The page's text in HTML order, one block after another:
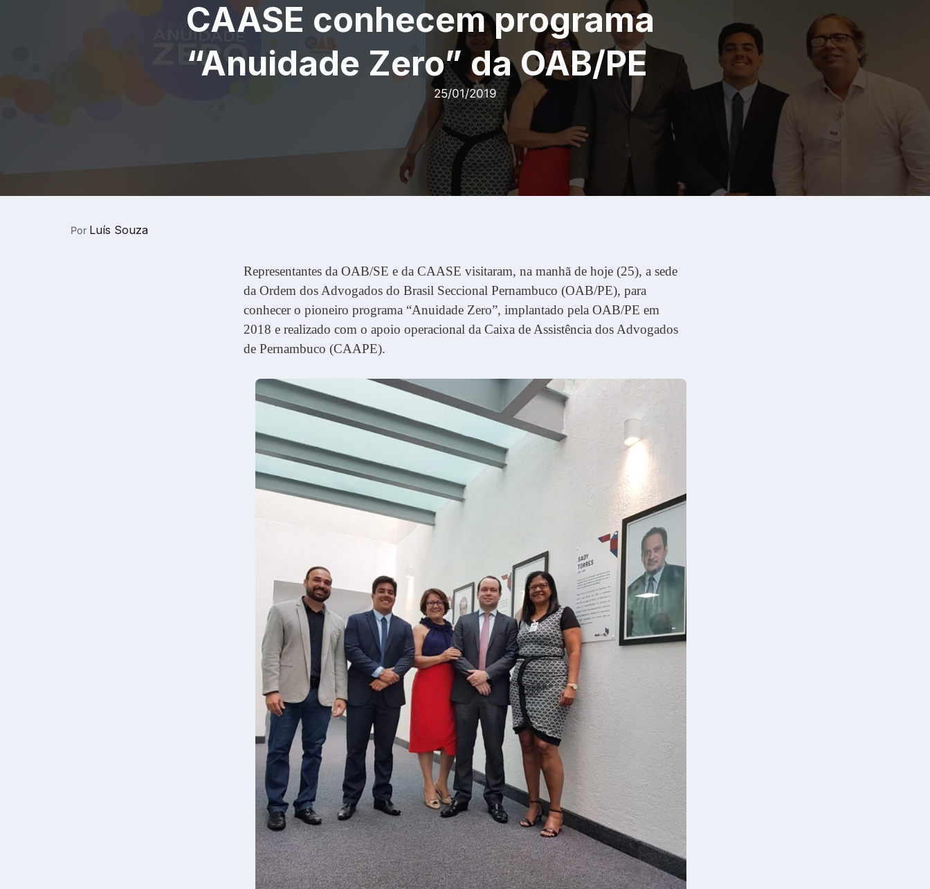
CAASE conhecem programa
“Anuidade Zero” da OAB/PE
25/01/2019
Por Luís Souza
Representantes da OAB/SE e da CAASE visitaram, na manhã de hoje (25), a sede
da Ordem dos Advogados do Brasil Seccional Pernambuco (OAB/PE), para
conhecer o pioneiro programa “Anuidade Zero”, implantado pela OAB/PE em
2018 e realizado com o apoio operacional da Caixa de Assistência dos Advogados
de Pernambuco (CAAPE).